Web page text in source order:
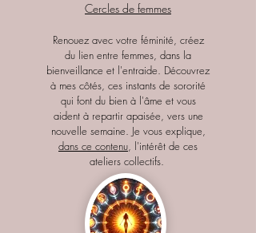
Cercles de femmes
Renouez avec votre féminité, créez
du lien entre femmes, dans la
bienveillance et l'entraide. Découvrez
à mes côtés, ces instants de sororité
qui font du bien à l'âme et vous
aident à repartir apaisée, vers une
nouvelle semaine. Je vous explique,
dans ce contenu, l'intérêt de ces
ateliers collectifs.